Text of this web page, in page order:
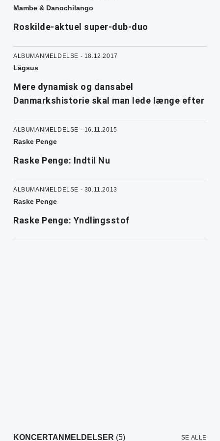
Mambe & Danochilango
Roskilde-aktuel super-dub-duo
ALBUMANMELDELSE - 18.12.2017
Lågsus
Mere dynamisk og dansabel
Danmarkshistorie skal man lede længe efter
ALBUMANMELDELSE - 16.11.2015
Raske Penge
Raske Penge: Indtil Nu
ALBUMANMELDELSE - 30.11.2013
Raske Penge
Raske Penge: Yndlingsstof
KONCERTANMELDELSER (5) SE ALLE